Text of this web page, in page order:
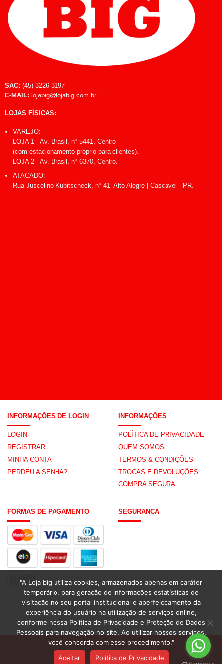
SAC: (45) 3226-3197
E-MAIL: lojabig@lojabig.com.br
LOJAS FÍSICAS:
VAREJO:
LOJA 1 - Av. Brasil, nº 5441, Centro
(com estacionamento próprio para clientes).
LOJA 2 - Av. Brasil, nº 6370, Centro.
ATACADO:
Rua Juscelino Kubitscheck, nº 41, Alto Alegre | Cascavel - PR.
INFORMAÇÕES DE LOGIN
LOGIN
REGISTRAR
MINHA CONTA
PERDEU A SENHA?
INFORMAÇÕES
POLÍTICA DE PRIVACIDADE
QUEM SOMOS
TERMOS & CONDIÇÕES
TROCAS E DEVOLUÇÕES
COMPRA SEGURA
FORMAS DE PAGAMENTO SEGURANÇA
"A Loja big utiliza cookies, armazenados apenas em caráter
temporário, para geração de informações estatísticas de
visitação no seu portal institucional e aperfeiçoamento da
experiência do usuário na utilização de serviços online,
conforme nossa Política de Privacidade e Proteção de Dados
Pessoais para navegação no site. Ao utilizar nossos serviços,
você concorda com esse procedimento."
Aceitar
Política de Privacidade